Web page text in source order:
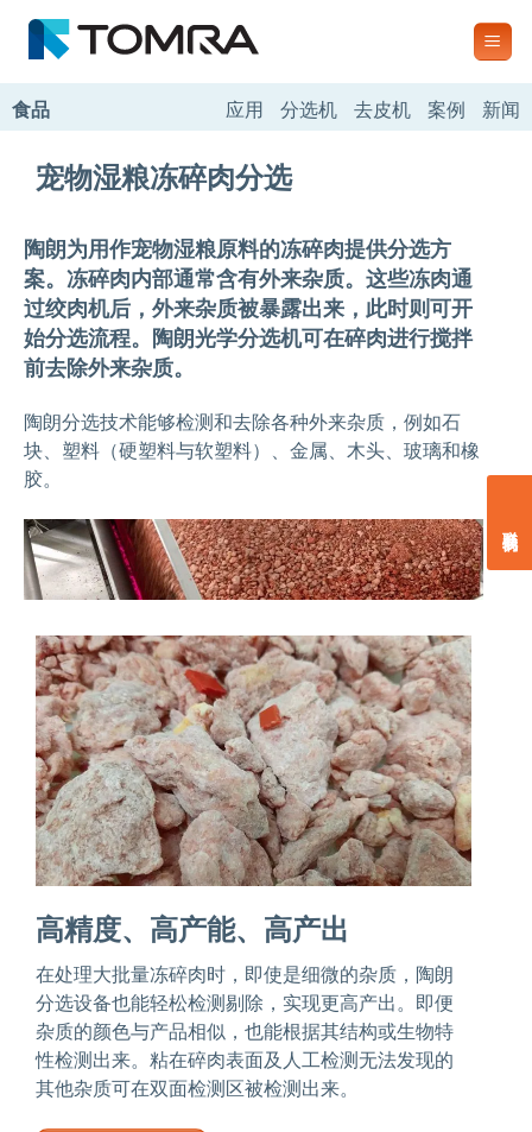
容食品 应用 分选机 去皮机 案例 新闻
宠物湿粮冻碎肉分选
陶朗为用作宠物湿粮原料的冻碎肉提供分选方
案。冻碎肉内部通常含有外来杂质。这些冻肉通
过绞肉机后，外来杂质被暴露出来，此时则可开
始分选流程。陶朗光学分选机可在碎肉进行搅拌
前去除外来杂质。
陶朗分选技术能够检测和去除各种外来杂质，例如石
块、塑料（硬塑料与软塑料）、金属、木头、玻璃和橡
胶。
高精度、高产能、高产出
在处理大批量冻碎肉时，即使是细微的杂质，陶朗
分选设备也能轻松检测剔除，实现更高产出。即便
杂质的颜色与产品相似，也能根据其结构或生物特
性检测出来。粘在碎肉表面及人工检测无法发现的
其他杂质可在双面检测区被检测出来。